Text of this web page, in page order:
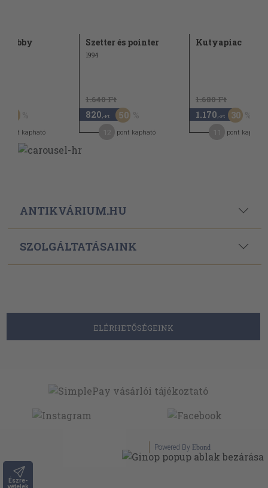
Észre-
vételek
hobby
pont kapható
Szetter és pointer
1994
1.640 Ft
820 ,-Ft 50
pont kapható
Kutyapiac
1.680 Ft
1.170 ,-Ft 30
pont kapható
ANTIKVÁRIUM.HU
SZOLGÁLTATÁSAINK
ELÉRHETŐSÉGEINK
Powered By Ebond